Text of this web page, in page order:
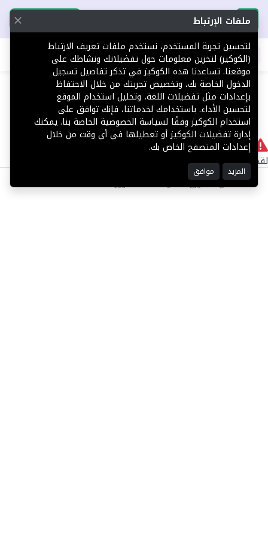
تحميل التطبيق تحميل التطبيق
اطلب عقارك
404 لا يوجد
لقد حدث خطأ داخلي أثناء معالجة طلبك.
©2025 كل الحقوق محفوظة منصة توور
ملفات الإرتباط
لتحسين تجربة المستخدم، نستخدم ملفات تعريف الارتباط
(الكوكيز) لتخزين معلومات حول تفضيلاتك ونشاطك على
موقعنا. تساعدنا هذه الكوكيز في تذكر تفاصيل تسجيل
الدخول الخاصة بك، وتخصيص تجربتك من خلال الاحتفاظ
بإعدادات مثل تفضيلات اللغة، وتحليل استخدام الموقع
لتحسين الأداء. باستخدامك لخدماتنا، فإنك توافق على
استخدام الكوكيز وفقًا لسياسة الخصوصية الخاصة بنا. يمكنك
إدارة تفضيلات الكوكيز أو تعطيلها في أي وقت من خلال
إعدادات المتصفح الخاص بك.
المزيد موافق